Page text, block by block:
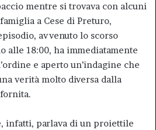
mentre si trovava con alcuni
a Cese di Preturo,
avvenuto lo scorso
alle 18:00, ha immediatamente
e aperto un’indagine che
verità molto diversa dalla
infatti, parlava di un proiettile